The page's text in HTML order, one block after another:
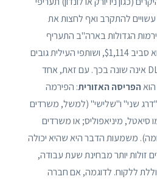
להתקרב ואף לחצות את
כי בפירמות הגדולות בארה"ב התעריף
השעתי הממוצע לשותף הוא סביב $1,114, ושותפי העילית גובים
$1,500-2,500 לשעה – DLA אינה שונה בכך. עם זאת, אחד
הפריסה האזורית: הפירמה
שני" ו"שלישי" (למשל, משרדים
סיאטל, מיניאפוליס; או משרדים
משמעות הדבר היא שהיא יכולה
יותר מבחינת שעת עבודה,
ללקוח. לדוגמה, אם חברה